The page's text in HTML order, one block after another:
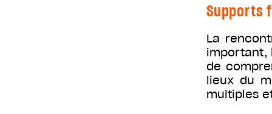
Supports
La
important,
de
lieux du
multiples